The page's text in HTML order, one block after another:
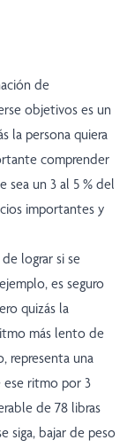
de
objetivos es un
la persona quiera
comprender
sea un 3 al 5 % del
importantes y
lograr si se
es seguro
quizás la
más lento de
representa una
ese ritmo por 3
de 78 libras
siga, bajar de peso